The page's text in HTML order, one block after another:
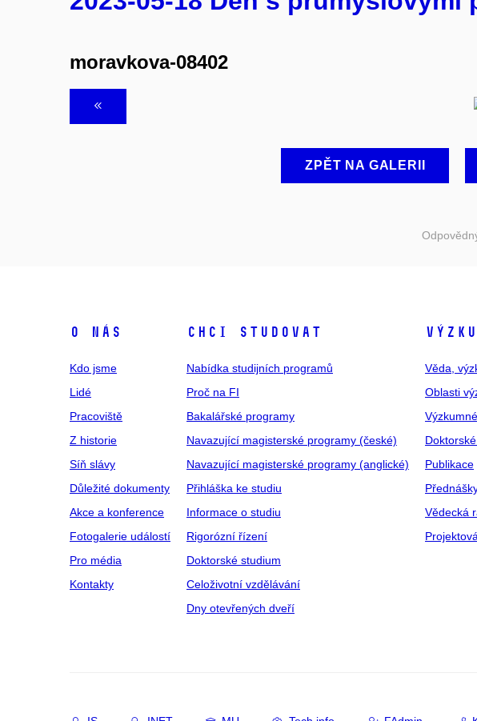
moravkova-08402
ZPĚT NA GALERII
O NÁS
Kdo jsme
Lidé
Pracoviště
Z historie
Síň slávy
Důležité dokumenty
Akce a konference
Fotogalerie událostí
Pro média
Kontakty
CHCI STUDOVAT
Nabídka studijních programů
Proč na FI
Bakalářské programy
Navazující magisterské programy (české)
Navazující magisterské programy (anglické)
Přihláška ke studiu
Informace o studiu
Rigorózní řízení
Doktorské studium
Celoživotní vzdělávání
Dny otevřených dveří
Věda,
Oblasti
Publikace
Vědecká